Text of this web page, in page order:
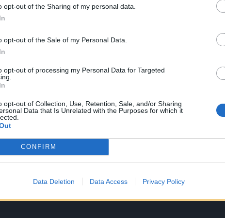
opt-out of the Sharing of my personal data.
opt-out of the Sale of my Personal Data.
opt-out of processing my Personal Data for Targeted
opt-out of Collection, Use, Retention, Sale, and/or Sharing
Data that Is Unrelated with the Purposes for which it
CONFIRM
Data Deletion Data Access Privacy Policy
u Jutarnjem programu šta je metabolički sindrom, i
da biste imali razloga za brigu.
aktuelna tema, a označava skup poremećaja u
po organizam. Oni zajedno “olakšavaju” nastanak
imati tri od pet da bi rizik od infarkta, pa čak i naprasne